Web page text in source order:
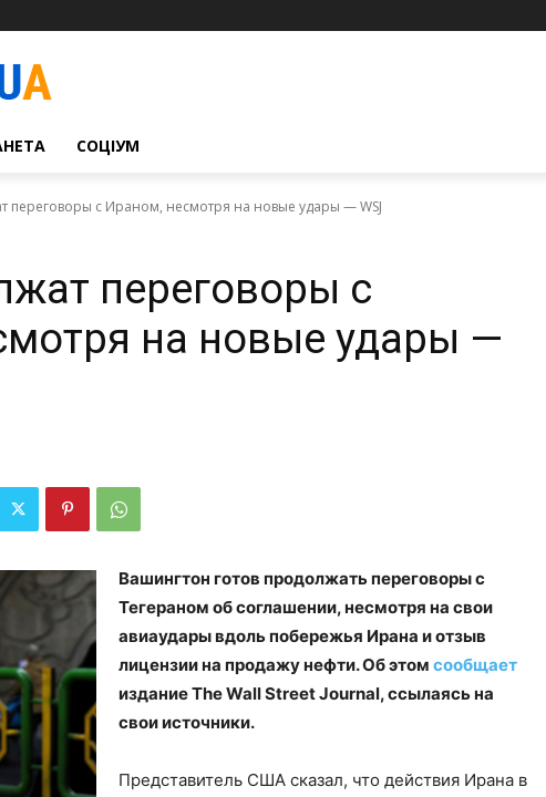
СОЦІУМ
переговоры с Ираном, несмотря на новые удары — WSJ
переговоры с
на новые удары —
Вашингтон готов продолжать переговоры с
Тегераном об соглашении, несмотря на свои
авиаудары вдоль побережья Ирана и отзыв
лицензии на продажу нефти. Об этом сообщает
издание The Wall Street Journal, ссылаясь на
свои источники.
Представитель США сказал, что действия Ирана в